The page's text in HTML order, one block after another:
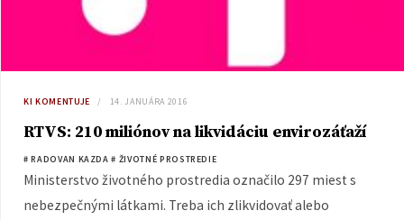
KI KOMENTUJE 14. JANUÁRA 2016
RTVS: 210 miliónov na likvidáciu envirozáťaží
# RADOVAN KAZDA # ŽIVOTNÉ PROSTREDIE
Ministerstvo životného prostredia označilo 297 miest s
nebezpečnými látkami. Treba ich zlikvidovať alebo